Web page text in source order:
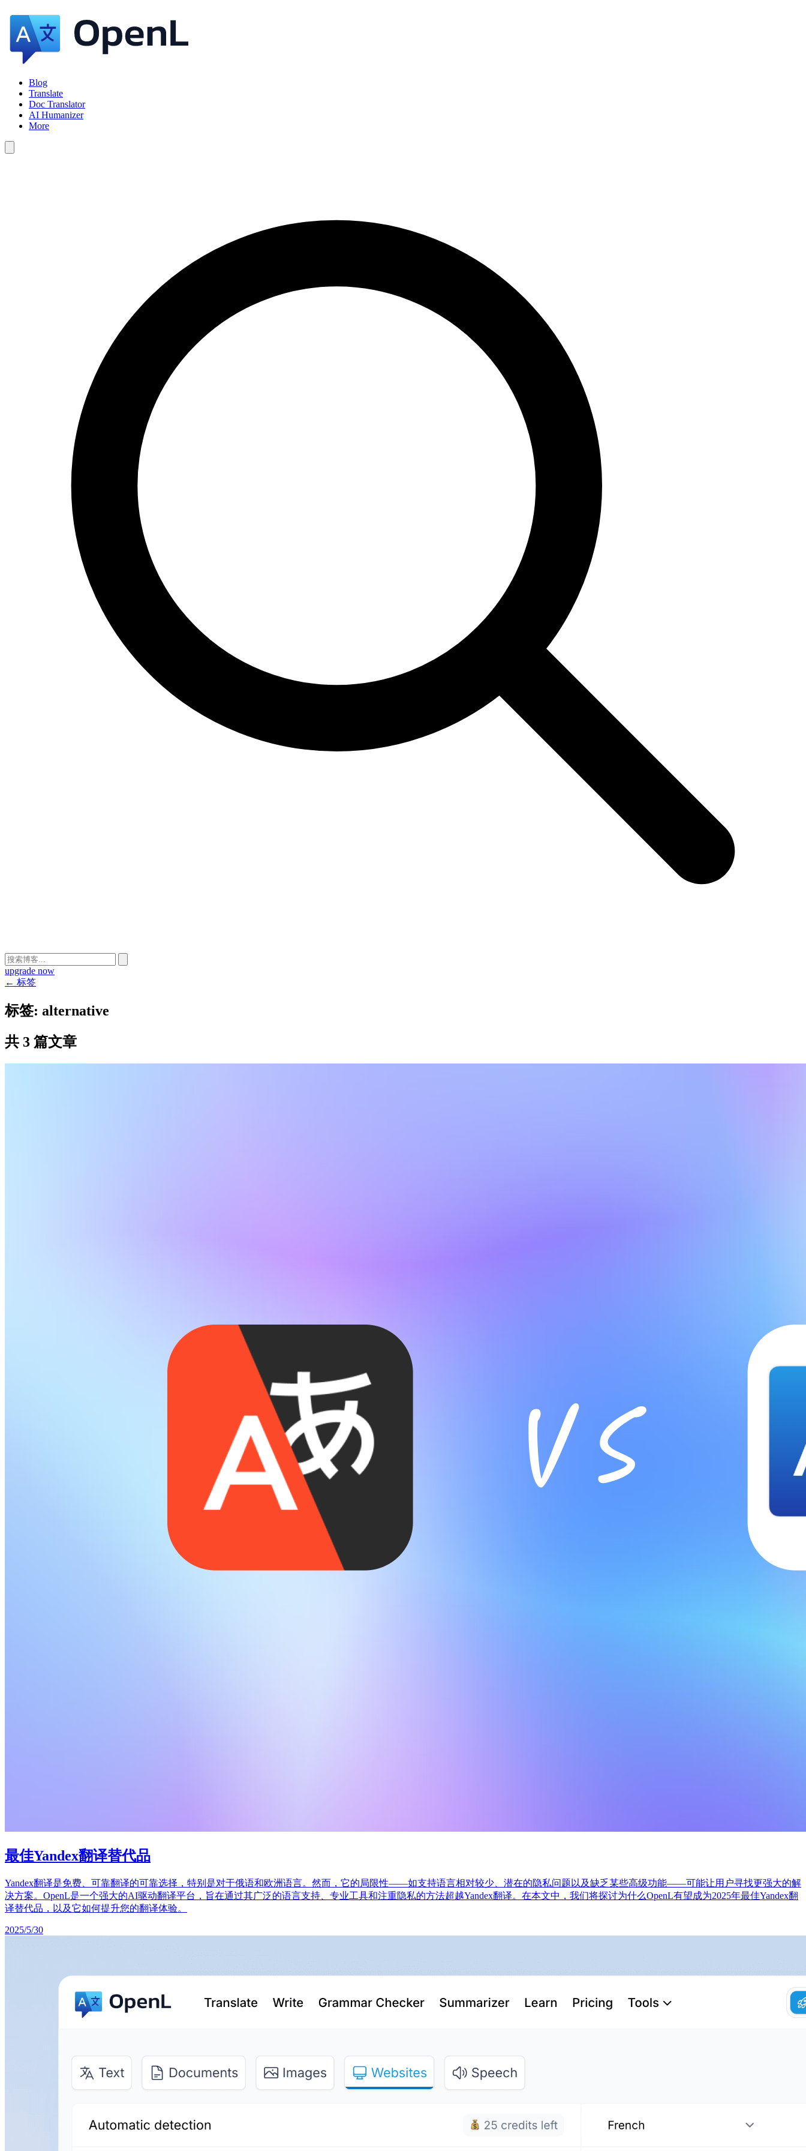
Blog
Translate
Doc Translator
AI Humanizer
More
upgrade now
← 标签
标签: alternative
共 3 篇文章
最佳Yandex翻译替代品
Yandex翻译是免费、可靠翻译的可靠选择，特别是对于俄语和欧洲语言。然而，它的局限性——如支持语言相对较少、潜在的隐私问题以及缺乏某些高级功能——可能让用户寻找更强大的解
决方案。OpenL是一个强大的AI驱动翻译平台，旨在通过其广泛的语言支持、专业工具和注重隐私的方法超越Yandex翻译。在本文中，我们将探讨为什么OpenL有望成为2025年最佳Yandex翻
译替代品，以及它如何提升您的翻译体验。
2025/5/30